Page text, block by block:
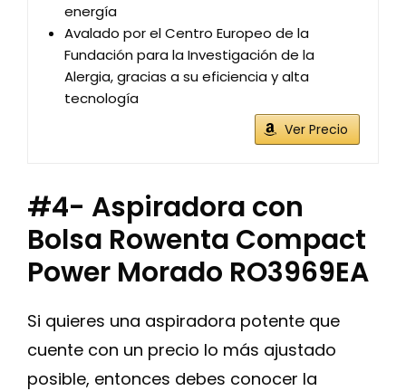
energía
Avalado por el Centro Europeo de la
Fundación para la Investigación de la
Alergia, gracias a su eficiencia y alta
tecnología
Ver Precio
#4- Aspiradora con
Bolsa Rowenta Compact
Power Morado RO3969EA
Si quieres una aspiradora potente que
cuente con un precio lo más ajustado
posible, entonces debes conocer la